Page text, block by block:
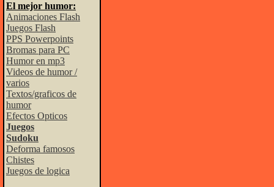
El mejor humor:
Animaciones Flash
Juegos Flash
PPS Powerpoints
Bromas para PC
Humor en mp3
Videos de humor /
varios
Textos/graficos de
humor
Efectos Opticos
Juegos
Sudoku
Deforma famosos
Chistes
Juegos de logica